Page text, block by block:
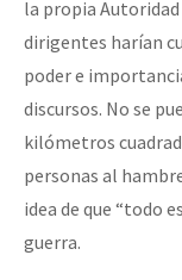
la propia
dirigentes harían
poder e
discursos. No se
kilómetros
personas al
idea de que “todo
guerra.